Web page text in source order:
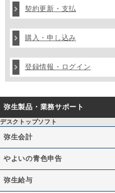
契約更新・支払
購入・申し込み
登録情報・ログイン
弥生製品・業務サポート
デスクトップソフト
弥生会計
やよいの青色申告
弥生給与